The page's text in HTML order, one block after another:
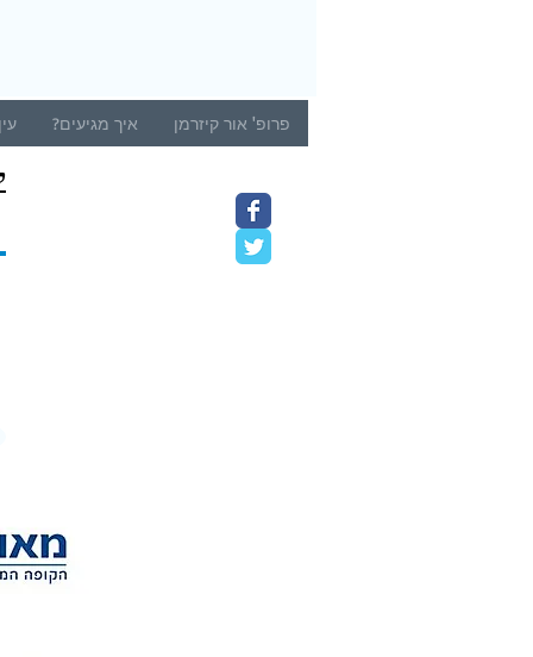
הערכת LASIK מקוונת? הערכת
LASIK מקוונת היא הערכה
ראשונית שעוזרת לזהות אם אתה
שאלות לגבי בריאות...
פרופ' אור קיזרמן איך מגיעים?